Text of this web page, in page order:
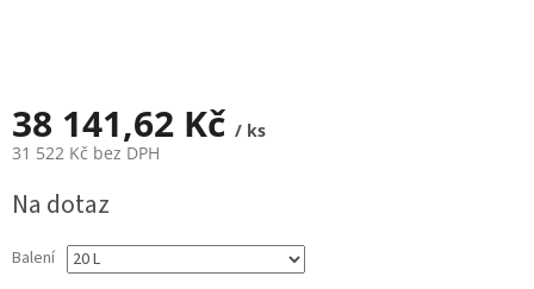
38 141,62 Kč / ks
31 522 Kč bez DPH
cena:
Na dotaz
Balení